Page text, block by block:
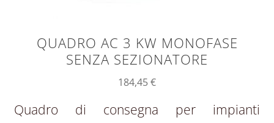
QUADRO AC 3 KW MONOFASE
SENZA SEZIONATORE
184,45€
Quadro di consegna per impianti